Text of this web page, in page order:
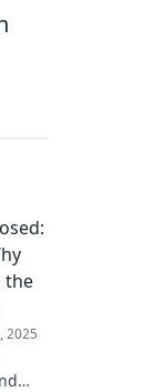
the
2025